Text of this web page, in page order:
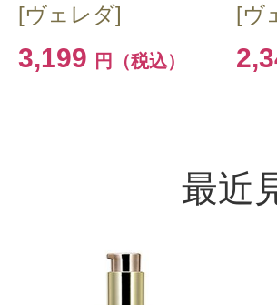
[ヴェレダ]
3,199 円（税込）
[ヴ
最近